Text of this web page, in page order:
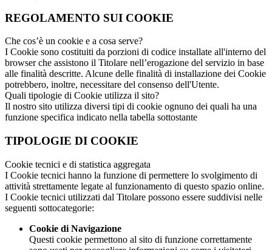
REGOLAMENTO SUI COOKIE
Che cos’è un cookie e a cosa serve?
I Cookie sono costituiti da porzioni di codice installate all'interno del
browser che assistono il Titolare nell’erogazione del servizio in base
alle finalità descritte. Alcune delle finalità di installazione dei Cookie
potrebbero, inoltre, necessitare del consenso dell'Utente.
Quali tipologie di Cookie utilizza il sito?
Il nostro sito utilizza diversi tipi di cookie ognuno dei quali ha una
funzione specifica indicato nella tabella sottostante
TIPOLOGIE DI COOKIE
Cookie tecnici e di statistica aggregata
I Cookie tecnici hanno la funzione di permettere lo svolgimento di
attività strettamente legate al funzionamento di questo spazio online.
I Cookie tecnici utilizzati dal Titolare possono essere suddivisi nelle
seguenti sottocategorie:
Cookie di Navigazione
Questi cookie permettono al sito di funzione correttamente